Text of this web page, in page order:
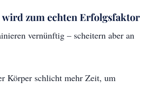
wird zum echten Erfolgsfaktor
vernünftig – scheitern aber an
Körper schlicht mehr Zeit, um